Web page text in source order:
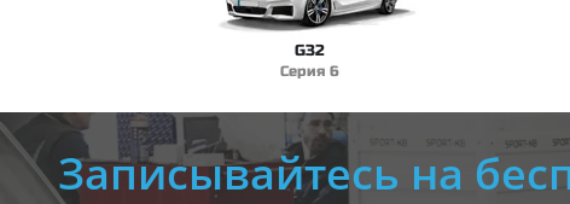
G32
Серия 6
Записывайтесь на